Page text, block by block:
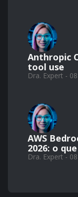
Anthropic
tool use
Dra. Expert -
AWS
2026: o
Dra. Expert -